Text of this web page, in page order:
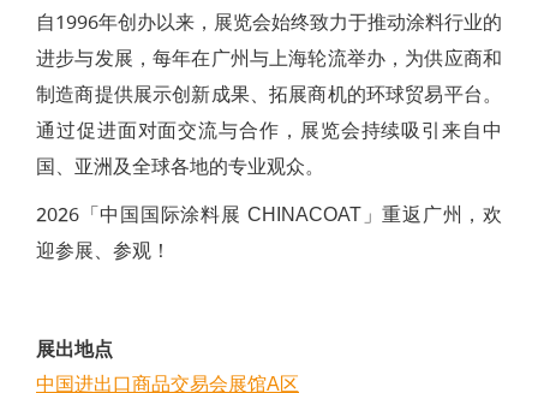
自1996年创办以来，展览会始终致力于推动涂料行业的
进步与发展，每年在广州与上海轮流举办，为供应商和
制造商提供展示创新成果、拓展商机的环球贸易平台。
通过促进面对面交流与合作，展览会持续吸引来自中
国、亚洲及全球各地的专业观众。
2026「中国国际涂料展 CHINACOAT」重返广州，欢
迎参展、参观！
展出地点